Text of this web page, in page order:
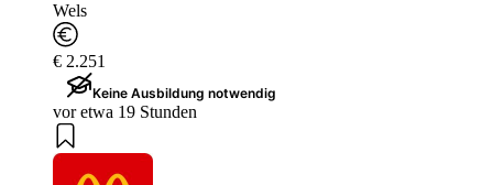
Wels
€ 2.251
Keine Ausbildung notwendig
vor etwa 19 Stunden